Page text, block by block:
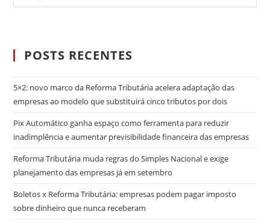
POSTS RECENTES
5×2: novo marco da Reforma Tributária acelera adaptação das
empresas ao modelo que substituirá cinco tributos por dois
Pix Automático ganha espaço como ferramenta para reduzir
inadimplência e aumentar previsibilidade financeira das empresas
Reforma Tributária muda regras do Simples Nacional e exige
planejamento das empresas já em setembro
Boletos x Reforma Tributária: empresas podem pagar imposto
sobre dinheiro que nunca receberam